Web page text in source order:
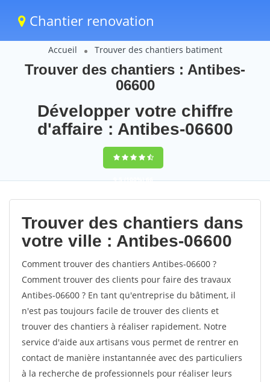
Chantier renovation
Accueil Trouver des chantiers batiment
Trouver des chantiers : Antibes-
06600
Développer votre chiffre
d'affaire : Antibes-06600
9,5(100%)66
votes
Trouver des chantiers dans
votre ville : Antibes-06600
Comment trouver des chantiers Antibes-06600 ?
Comment trouver des clients pour faire des travaux
Antibes-06600 ? En tant qu'entreprise du bâtiment, il
n'est pas toujours facile de trouver des clients et
trouver des chantiers à réaliser rapidement. Notre
service d'aide aux artisans vous permet de rentrer en
contact de manière instantannée avec des particuliers
à la recherche de professionnels pour réaliser leurs